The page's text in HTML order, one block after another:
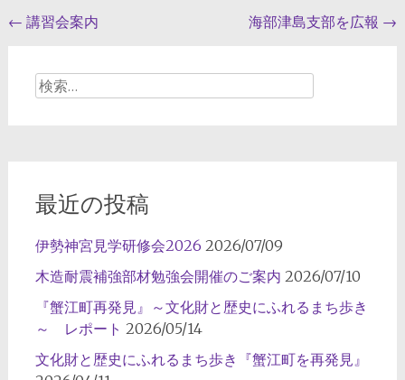
投
← 講習会案内 海部津島支部を広報 →
検
最近の投稿
伊勢神宮見学研修会2026 2026/07/09
木造耐震補強部材勉強会開催のご案内 2026/07/10
『蟹江町再発見』～文化財と歴史にふれるまち歩き
～ レポート 2026/05/14
文化財と歴史にふれるまち歩き『蟹江町を再発見』